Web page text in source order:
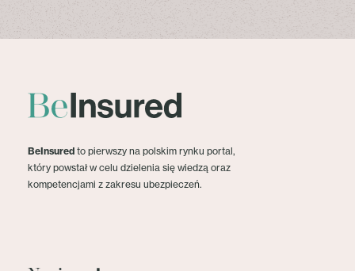
BeInsured to pierwszy na polskim rynku portal,
który powstał w celu dzielenia się wiedzą oraz
kompetencjami z zakresu ubezpieczeń.